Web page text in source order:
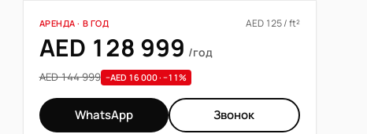
АРЕНДА · В ГОД AED 125 / ft²
AED 128 999 /год
AED 144 999 −AED 16 000 · −11%
WhatsApp Звонок